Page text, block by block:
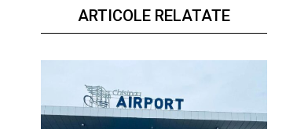
ARTICOLE RELATATE